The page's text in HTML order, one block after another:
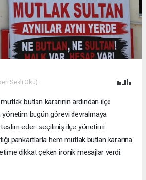
Sesli Oku)
butlan kararının ardından ilçe
yönetim bugün görevi devralmaya
teslim eden seçilmiş ilçe yönetimi
pankartlarla hem mutlak butlan kararına
dikkat çeken ironik mesajlar verdi.